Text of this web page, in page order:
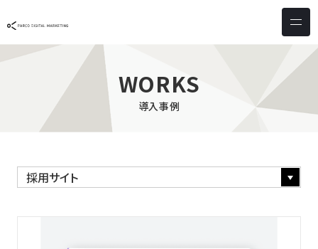
サービス & ソリューション
PICTONA
PDM XR
デジタルサイネージ
しふとん
ウェブアクセシビリティ
店頭
ショッピング
スキルアップ
WORKS
導入事例